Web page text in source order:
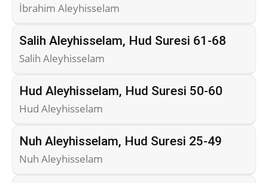
İbrahim Aleyhisselam
Salih Aleyhisselam, Hud Suresi 61-68
Salih Aleyhisselam
Hud Aleyhisselam, Hud Suresi 50-60
Hud Aleyhisselam
Nuh Aleyhisselam, Hud Suresi 25-49
Nuh Aleyhisselam